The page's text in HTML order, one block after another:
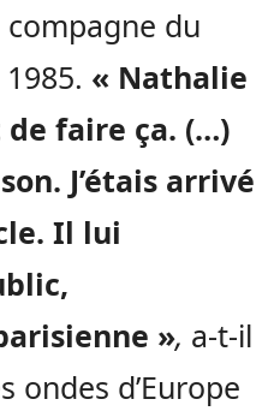
du
« Nathalie
faire ça. (…)
J’étais arrivé
Il lui
», a-t-il
ondes d’Europe